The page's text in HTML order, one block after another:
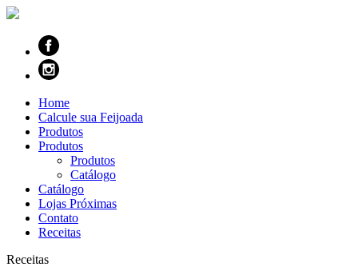
Home
Calcule sua Feijoada
Produtos
Produtos
Produtos
Catálogo
Catálogo
Lojas Próximas
Contato
Receitas
Receitas